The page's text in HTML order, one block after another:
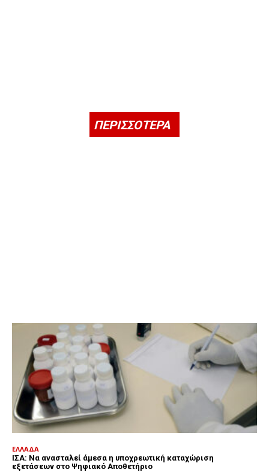
ΠΕΡΙΣΣΟΤΕΡΑ
ΕΛΛΑΔΑ
ΙΣΑ: Να ανασταλεί άμεσα η υποχρεωτική καταχώριση
εξετάσεων στο Ψηφιακό Αποθετήριο